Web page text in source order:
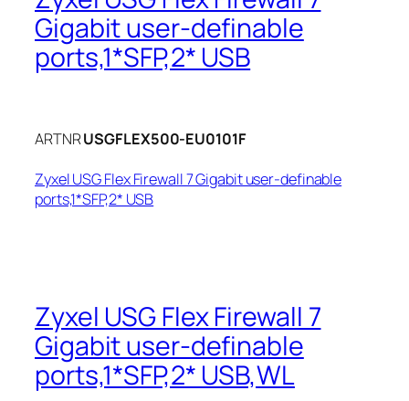
Gigabit user-definable
ports,1*SFP,2* USB
ARTNRUSGFLEX500-EU0101F
Zyxel USG Flex Firewall 7 Gigabit user-definable
ports,1*SFP,2* USB
Zyxel USG Flex Firewall 7
Gigabit user-definable
ports,1*SFP,2* USB,WL